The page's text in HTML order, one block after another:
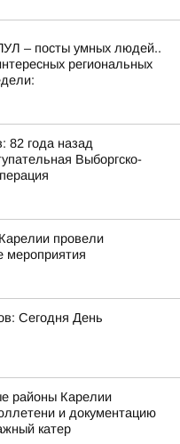
– посты умных людей..
региональных
82 года назад
Выборгско-
провели
мероприятия
Сегодня День
районы Карелии
и документацию
катер